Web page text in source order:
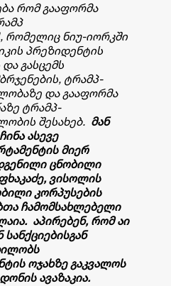
რომ გააფორმა
რომელიც ნიუ-იორკში
პრეზიდენტის
გასცემს
ტრამპ-
და გააფორმა
ტრამპ-
შესახებ. მან
ასევე
მიერ
ცნობილი
ვისოლის
კორპუსების
ჩამომსახლებელი
აპირებენ, რომ აი
ოჯახზე გაკვალოს
ავაზაკია.